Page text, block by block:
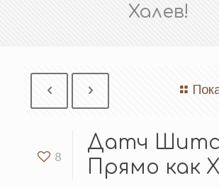
Халев!
8
Датч
Прямо как